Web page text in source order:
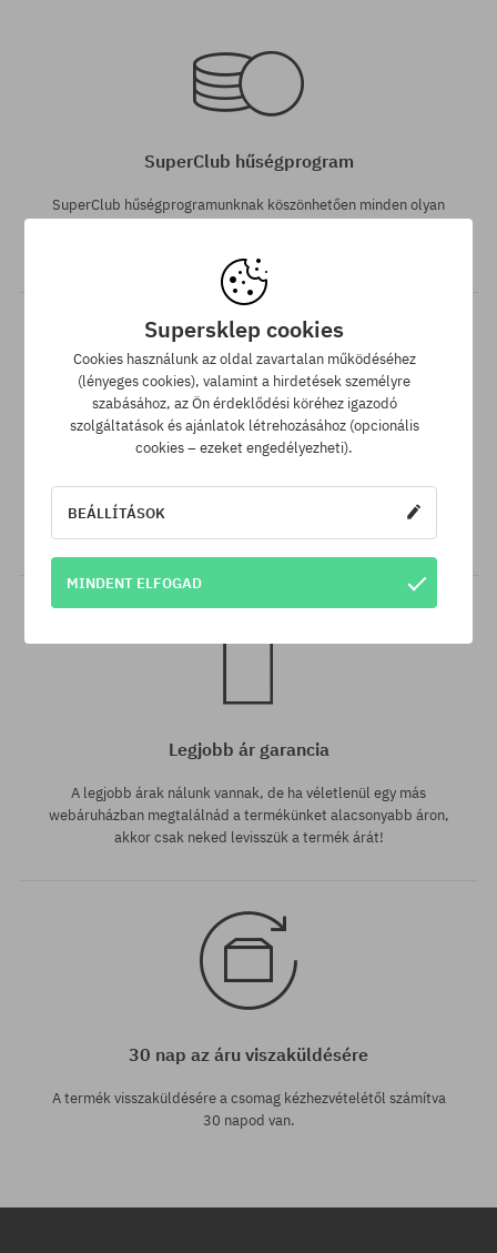
M; L
Elérhető méretek:
Elérhető méretek:
M; L; XL
SuperClub hűségprogram
SuperClub hűségprogramunknak köszönhetően minden olyan
Minden 25 000 Ft. feletti megrendelést INGYEN szállítunk GLS
Legjobb ár garancia
A legjobb árak nálunk vannak, de ha véletlenül egy más
webáruházban megtalálnád a termékünket alacsonyabb áron,
akkor csak neked levisszük a termék árát!
30 nap az áru viszaküldésére
A termék visszaküldésére a csomag kézhezvételétől számítva
30 napod van.
Supersklep cookies
Cookies használunk az oldal zavartalan működéséhez
(lényeges cookies), valamint a hirdetések személyre
szabásához, az Ön érdeklődési köréhez igazodó
szolgáltatások és ajánlatok létrehozásához (opcionális
cookies – ezeket engedélyezheti).
BEÁLLÍTÁSOK
MINDENT ELFOGAD